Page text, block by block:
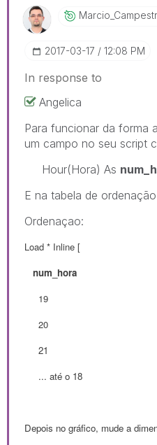
Marcio_Campestr
‎2017-03-17 12:08 PM
In response to
Angelica
Para funcionar da forma
um campo no seu script
Hour(Hora) As
E na tabela de ordenação
Ordenaçao:
Load * Inline [
num_hora
19
20
21
... até o 18
Depois no gráfico, mude a